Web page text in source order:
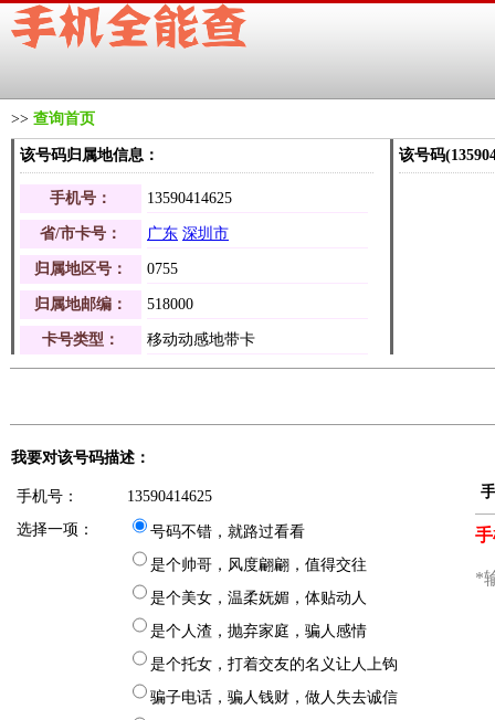
>> 查询首页
该号码归属地信息：
手机号： 13590414625
省/市卡号： 广东 深圳市
归属地区号： 0755
归属地邮编： 518000
卡号类型： 移动动感地带卡
该号码
我要对该号码描述：
手机号：
13590414625
选择一项：
号码不错，就路过看看
是个帅哥，风度翩翩，值得交往
是个美女，温柔妩媚，体贴动人
是个人渣，抛弃家庭，骗人感情
是个托女，打着交友的名义让人上钩
骗子电话，骗人钱财，做人失去诚信